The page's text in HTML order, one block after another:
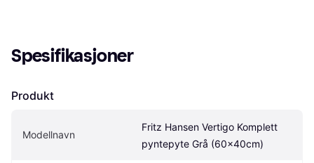
Spesifikasjoner
Produkt
Modellnavn
Fritz Hansen Vertigo Komplett
pyntepyte Grå (60x40cm)